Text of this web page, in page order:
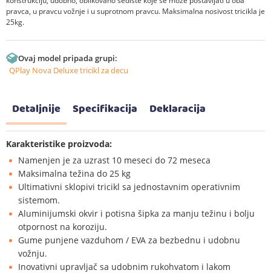
pravca, u pravcu vožnje i u suprotnom pravcu. Maksimalna nosivost tricikla je
25kg.
Ovaj model pripada grupi:
QPlay Nova Deluxe tricikl za decu
Detaljnije Specifikacija Deklaracija
Karakteristike proizvoda:
Namenjen je za uzrast 10 meseci do 72 meseca
Maksimalna težina do 25 kg
Ultimativni sklopivi tricikl sa jednostavnim operativnim
sistemom.
Aluminijumski okvir i potisna šipka za manju težinu i bolju
otpornost na koroziju.
Gume punjene vazduhom / EVA za bezbednu i udobnu
vožnju.
Inovativni upravljač sa udobnim rukohvatom i lakom